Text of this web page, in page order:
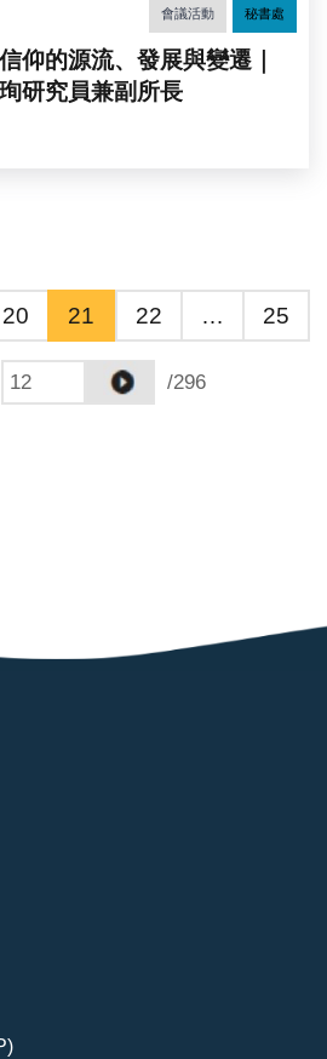
會議活動 秘書處
仰的源流、發展與變遷｜
研究員兼副所長
20 21 22 … 25
/296